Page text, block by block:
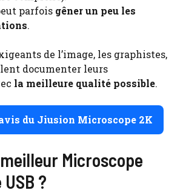
parfois gêner un peu les
.
de l’image, les graphistes,
documenter leurs
la meilleure qualité possible.
du Jiusion Microscope 2K
Microscope
?